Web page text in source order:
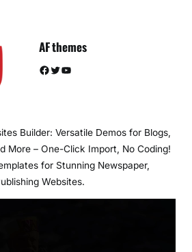
AF themes
Facebook Twitter YouTube
Builder: Versatile Demos for Blogs,
More – One-Click Import, No Coding!
for Stunning Newspaper,
Websites.